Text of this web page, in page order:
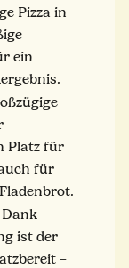
Pizza in
ein
Platz für
für
Dank
ist der
–